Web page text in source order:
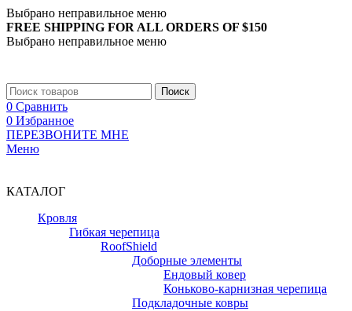
Выбрано неправильное меню
FREE SHIPPING FOR ALL ORDERS OF $150
Выбрано неправильное меню
Поиск
0 Сравнить
0 Избранное
ПЕРЕЗВОНИТЕ МНЕ
Меню
КАТАЛОГ
Кровля
Гибкая черепица
RoofShield
Доборные элементы
Ендовый ковер
Коньково-карнизная черепица
Подкладочные ковры